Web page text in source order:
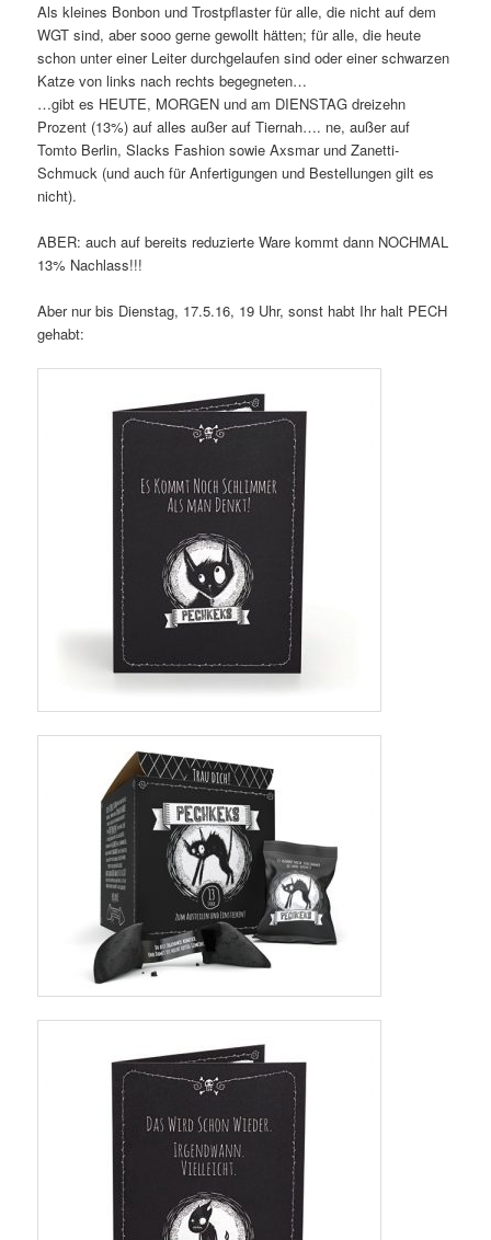
Als kleines Bonbon und Trostpflaster für alle, die nicht auf dem
WGT sind, aber sooo gerne gewollt hätten; für alle, die heute
schon unter einer Leiter durchgelaufen sind oder einer schwarzen
Katze von links nach rechts begegneten…
…gibt es HEUTE, MORGEN und am DIENSTAG dreizehn
Prozent (13%) auf alles außer auf Tiernah…. ne, außer auf
Tomto Berlin, Slacks Fashion sowie Axsmar und Zanetti-
Schmuck (und auch für Anfertigungen und Bestellungen gilt es
nicht).
ABER: auch auf bereits reduzierte Ware kommt dann NOCHMAL
13% Nachlass!!!
Aber nur bis Dienstag, 17.5.16, 19 Uhr, sonst habt Ihr halt PECH
gehabt: